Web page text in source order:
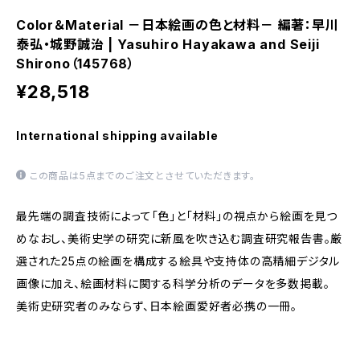
Color＆Material －日本絵画の色と材料－ 編著：早川
泰弘・城野誠治 | Yasuhiro Hayakawa and Seiji
Shirono（145768）
¥28,518
International shipping available
この商品は5点までのご注文とさせていただきます。
最先端の調査技術によって「色」と「材料」の視点から絵画を見つ
めなおし、美術史学の研究に新風を吹き込む調査研究報告書。厳
選された25点の絵画を構成する絵具や支持体の高精細デジタル
画像に加え、絵画材料に関する科学分析のデータを多数掲載。
美術史研究者のみならず、日本絵画愛好者必携の一冊。